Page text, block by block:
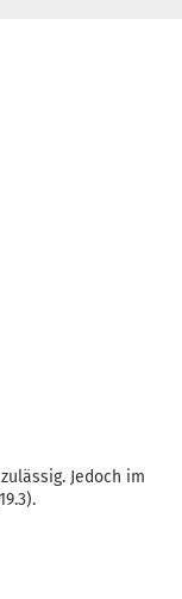
Jedoch im